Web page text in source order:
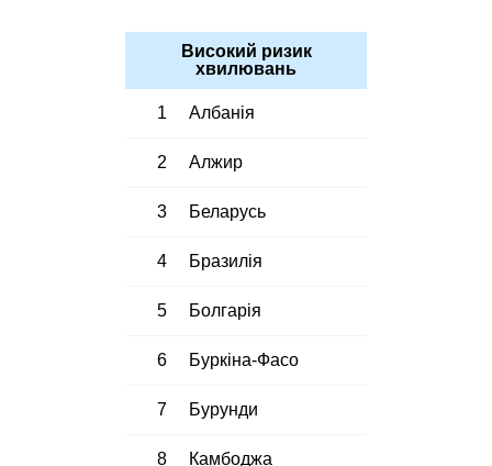
Високий ризик
хвилювань
1 Албанія
2 Алжир
3 Беларусь
4 Бразилія
5 Болгарія
6 Буркіна-Фасо
7 Бурунди
8 Камбоджа